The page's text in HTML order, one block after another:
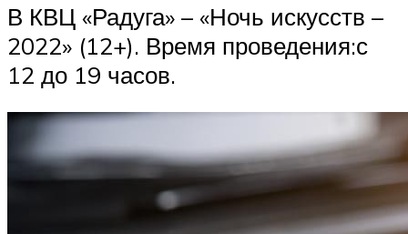
В КВЦ «Радуга» – «Ночь искусств –
2022» (12+). Время проведения:с
12 до 19 часов.